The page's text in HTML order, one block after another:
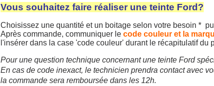
Livraison
Partagez
Vous souhaitez faire réaliser une teinte Ford?
Choisissez une quantité et un boitage selon votre besoin *
Après commande, communiquer le code couleur et la
l'insérer dans la case 'code couleur' durant le récapitulatif du
Pour une question technique concernant une teinte Ford
En cas de code inexact, le technicien prendra contact avec
la commande sera remboursée dans les 12h.